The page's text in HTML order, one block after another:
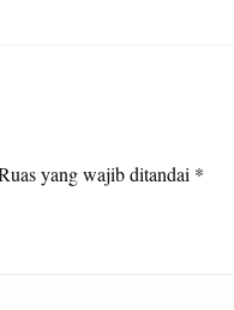
yang wajib ditandai *